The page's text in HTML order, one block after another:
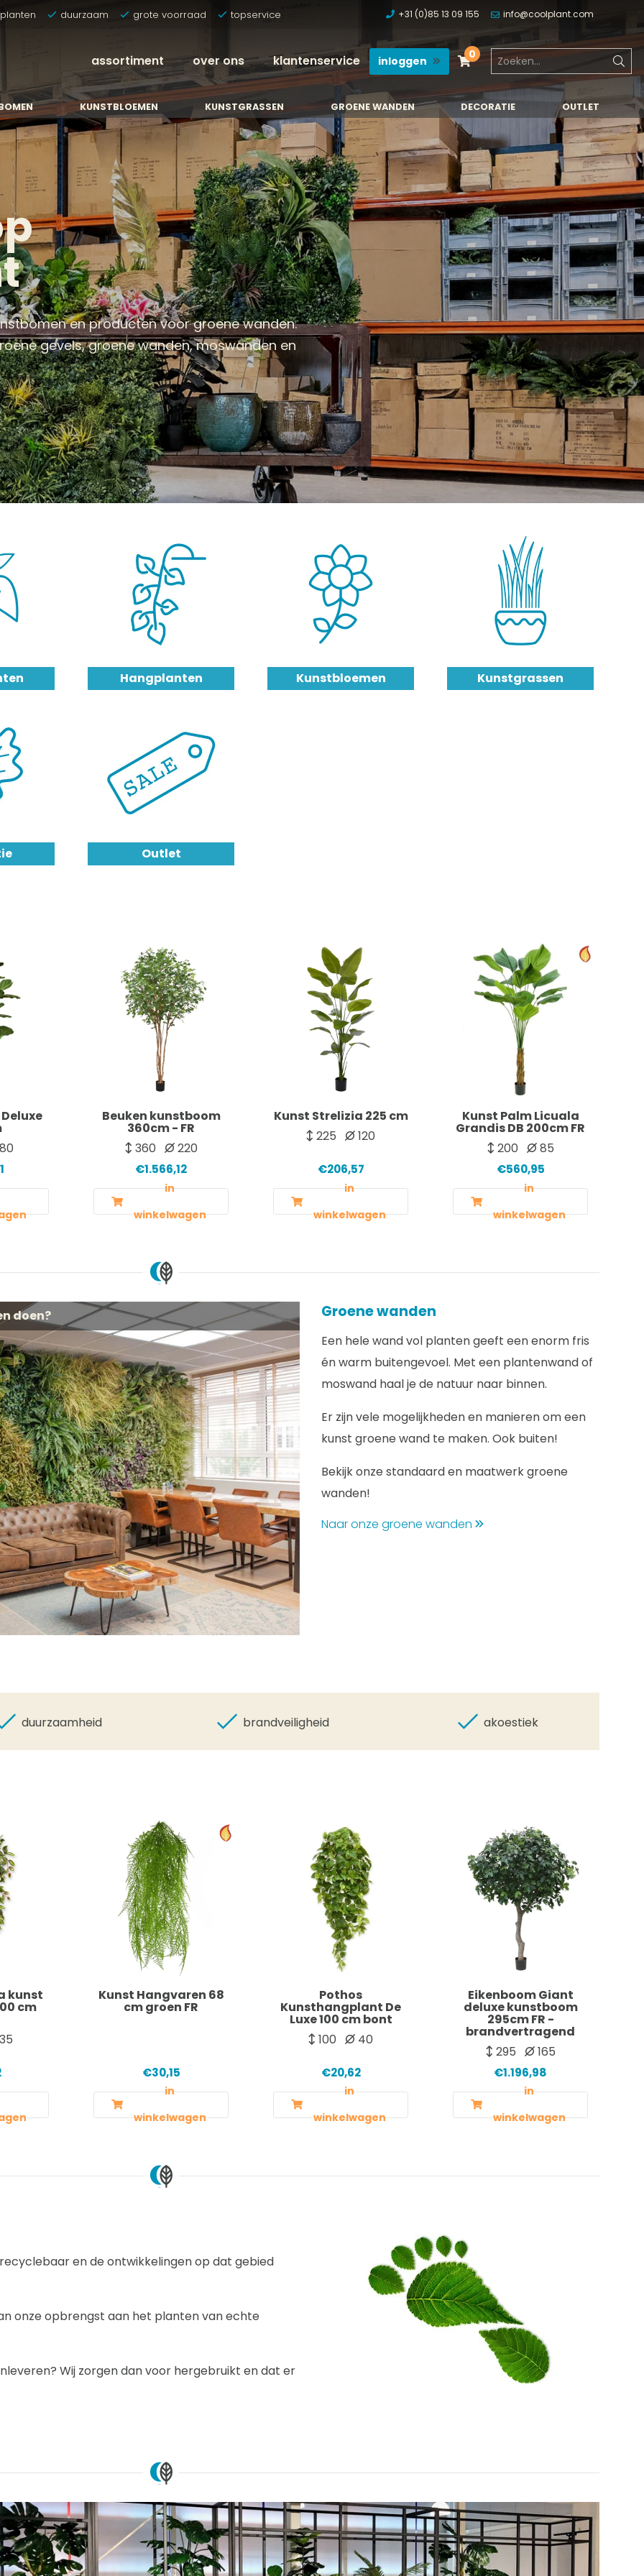
duurzaam grote voorraad topservice +31 (0)85 13 09 155 info@coolplant.com
assortiment over ons klantenservice inloggen 0
KUNSTBLOEMEN KUNSTGRASSEN GROENE WANDEN DECORATIE OUTLET
en producten voor groene wanden.
gevels, groene wanden, moswanden en
KUNSTBLOEMEN KUNSTGRASSEN OUTLET
Hangplanten Kunstbloemen Kunstgrassen
Outlet
Beuken kunstboom
360cm - FR
360
220
€1.566,12
in
winkelwagen
Kunst Strelizia 225 cm
225
120
€206,57
in
winkelwagen
Kunst Palm Licuala
Grandis DB 200cm FR
200
85
€560,95
in
winkelwagen
doen? Groene wanden
Een hele wand vol planten geeft een enorm fris
én warm buitengevoel. Met een plantenwand of
moswand haal je de natuur naar binnen.
Er zijn vele mogelijkheden en manieren om een
kunst groene wand te maken. Ook buiten!
Bekijk onze standaard en maatwerk groene
wanden!
Naar onze groene wanden
duurzaamheid brandveiligheid akoestiek
kunst
cm
Kunst Hangvaren 68
cm groen FR
€30,15
in
winkelwagen
Pothos
Kunsthangplant De
Luxe 100 cm bont
100
40
€20,62
in
winkelwagen
Eikenboom Giant
deluxe kunstboom
295cm FR -
brandvertragend
295
165
€1.196,98
in
winkelwagen
en de ontwikkelingen op dat gebied
onze opbrengst aan het planten van echte
Wij zorgen dan voor hergebruikt en dat er